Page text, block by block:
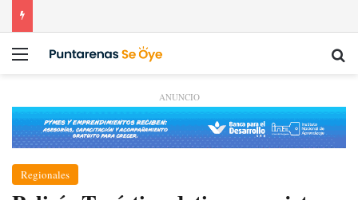
Menú
ANUNCIO
Regionales